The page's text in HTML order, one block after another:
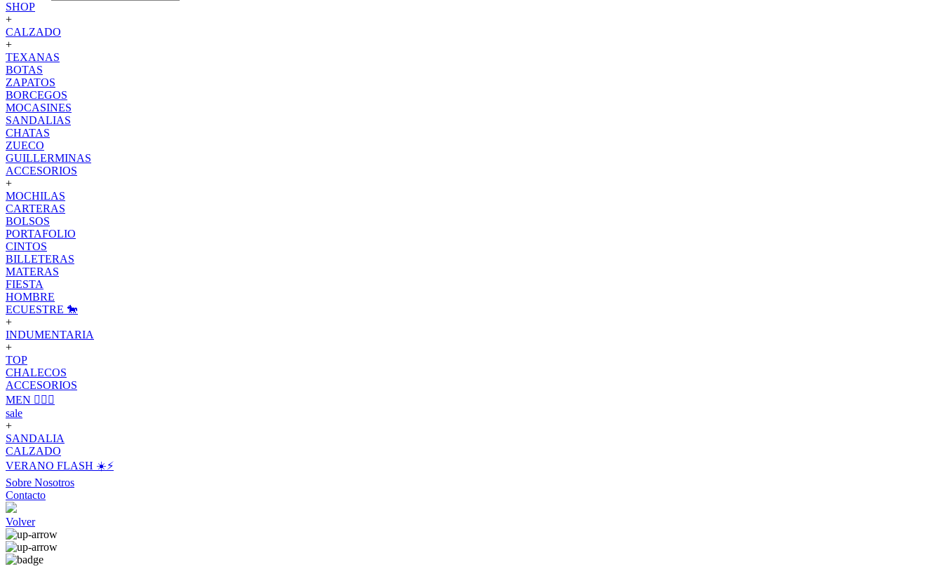
SHOP
+
CALZADO
+
TEXANAS
BOTAS
ZAPATOS
BORCEGOS
MOCASINES
SANDALIAS
CHATAS
ZUECO
GUILLERMINAS
ACCESORIOS
+
MOCHILAS
CARTERAS
BOLSOS
PORTAFOLIO
CINTOS
BILLETERAS
MATERAS
FIESTA
HOMBRE
ECUESTRE 🐎
+
INDUMENTARIA
+
TOP
CHALECOS
ACCESORIOS
MEN 🙋🏽‍♂️
sale
+
SANDALIA
CALZADO
VERANO FLASH ☀️⚡️
Sobre Nosotros
Contacto
Volver